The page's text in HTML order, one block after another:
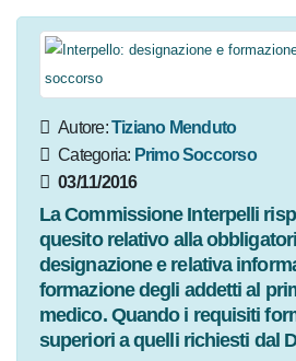
Autore:Tiziano Menduto
Categoria:Primo Soccorso
03/11/2016
La Commissione Interpelli
quesito relativo alla
designazione e relativa
formazione degli addetti al
medico. Quando i requisiti
superiori a quelli richiesti dal